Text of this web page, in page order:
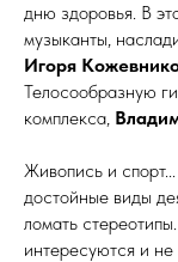
дню здоровья. В
музыканты,
Игоря
Телосообразную
комплекса,
Живопись и
достойные виды
ломать
интересуются и